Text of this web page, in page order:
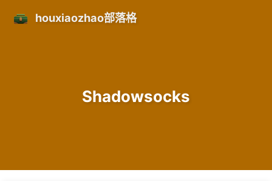
houxiaozhao部落格
Shadowsocks